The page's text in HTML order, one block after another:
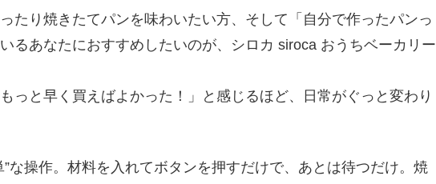
たり焼きたてパンを味わいたい方、そして「自分で作ったパンっ
るあなたにおすすめしたいのが、シロカ siroca おうちベーカリー
っと早く買えばよかった！」と感じるほど、日常がぐっと変わり
な操作。材料を入れてボタンを押すだけで、あとは待つだけ。焼